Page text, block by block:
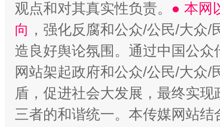
观点和对其真实性负责。 ● 本网
向 ，强化反腐和公众/公民/大众
造良好舆论氛围。通过中国公
网站架起政府和公众/公民/大众
盾，促进社会大发展，最终实
三者的和谐统一。本传媒网站